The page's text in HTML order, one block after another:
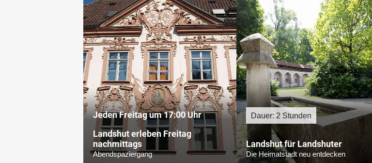
Jeden Freitag um 17:00 Uhr
Landshut erleben Freitag
nachmittags
Abendspaziergang
Dauer: 2 Stunden
Landshut für Landshuter
Die Heimatstadt neu entdecken